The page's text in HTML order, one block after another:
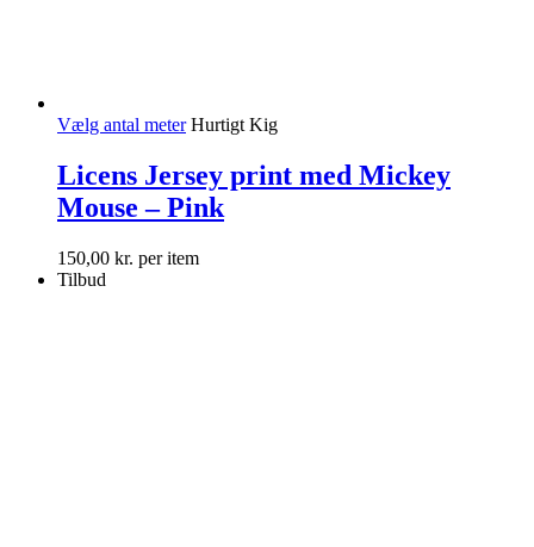
Vælg antal meter Hurtigt Kig
Licens Jersey print med Mickey
Mouse – Pink
150,00 kr. per item
Tilbud